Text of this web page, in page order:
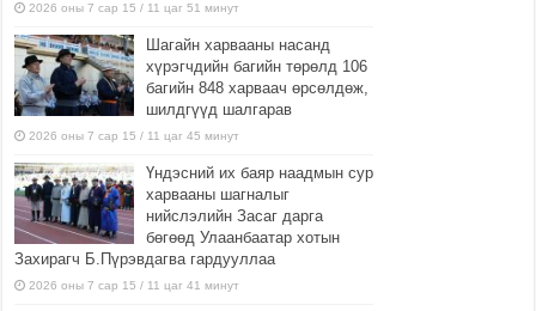
2026 оны 7 сар 15 / 11 цаг 51 минут
Шагайн харвааны насанд
хүрэгчдийн багийн төрөлд 106
багийн 848 харваач өрсөлдөж,
шилдгүүд шалгарав
2026 оны 7 сар 15 / 11 цаг 45 минут
Үндэсний их баяр наадмын сур
харвааны шагналыг
нийслэлийн Засаг дарга
бөгөөд Улаанбаатар хотын
Захирагч Б.Пүрэвдагва гардууллаа
2026 оны 7 сар 15 / 11 цаг 41 минут